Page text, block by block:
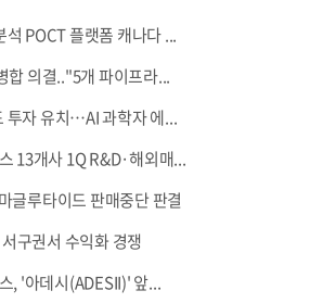
POCT 플랫폼 캐나다 ...
합 의결.."5개 파이프라...
투자 유치…AI 과학자 에...
13개사 1Q R&D·해외매...
글루타이드 판매중단 판결
구권서 수익화 경쟁
, '아데시(ADESII)' 앞...